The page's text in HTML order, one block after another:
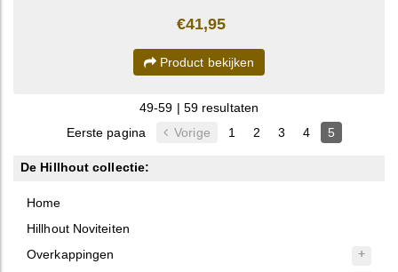
€41,95
Product bekijken
49-59 | 59 resultaten
Eerste pagina
Vorige 1 2 3 4 5
De Hillhout collectie:
Home
Hillhout Noviteiten
Overkappingen